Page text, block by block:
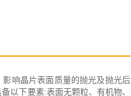
响晶片表面质量的抛光及抛光后
以下要素:表面无颗粒、有机物、